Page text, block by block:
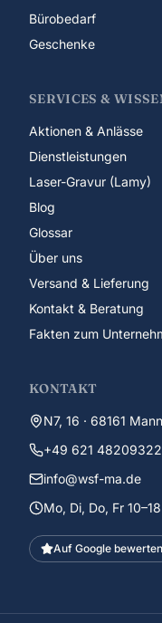
Bürobedarf
Geschenke
SERVICES &
Aktionen & Anlässe
Dienstleistungen
Laser-Gravur (Lamy)
Blog
Glossar
Über uns
Versand & Lieferung
Kontakt & Beratung
Fakten zum
KONTAKT
N7, 16 · 68161
+49 621 48209322
info@wsf-ma.de
Mo, Di, Do, Fr
Auf Google bewerten